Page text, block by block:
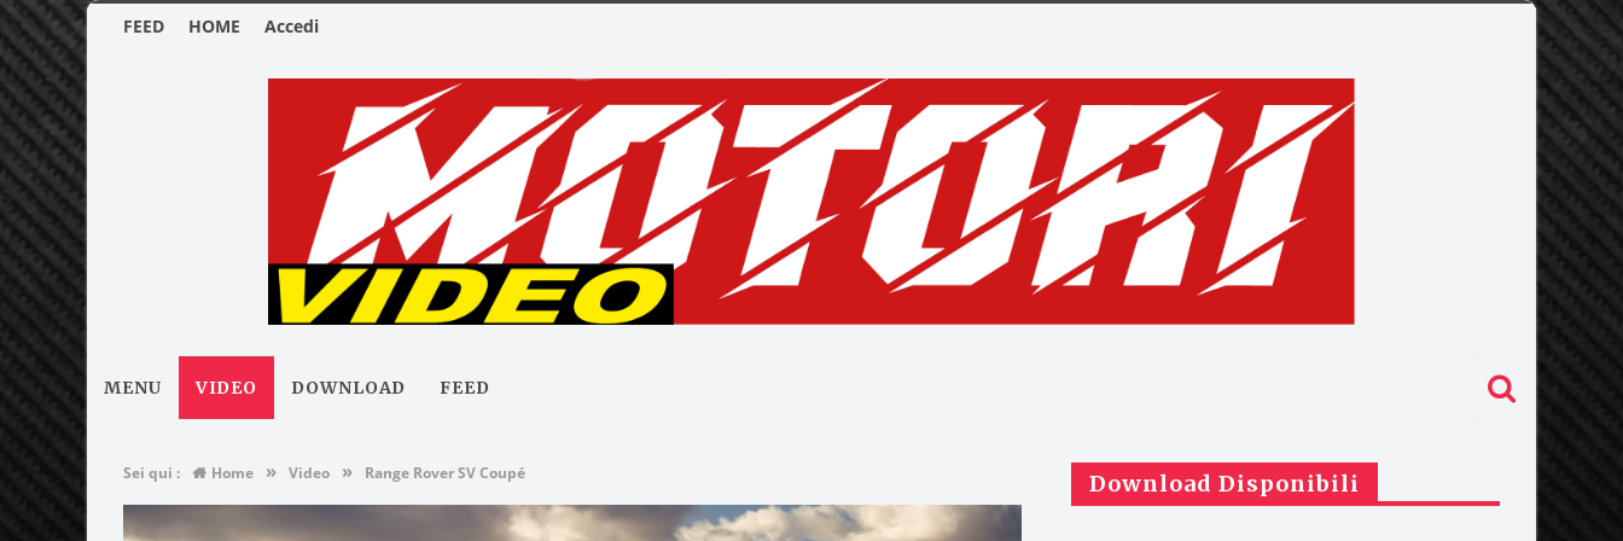
FEED HOME Accedi
MENU VIDEO DOWNLOAD FEED
Sei qui : Home » Video » Range Rover SV Coupé Download Disponibili